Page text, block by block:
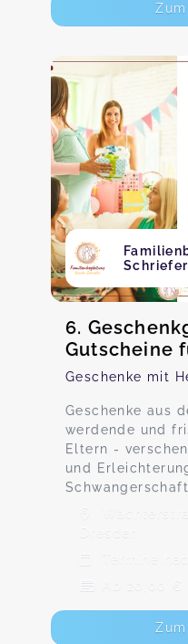
Schriefer
6.
Gutscheine
Geschenke mit
Geschenke aus
werdende und
Eltern -
und
Dresden
Termine
Ab 20,00 €